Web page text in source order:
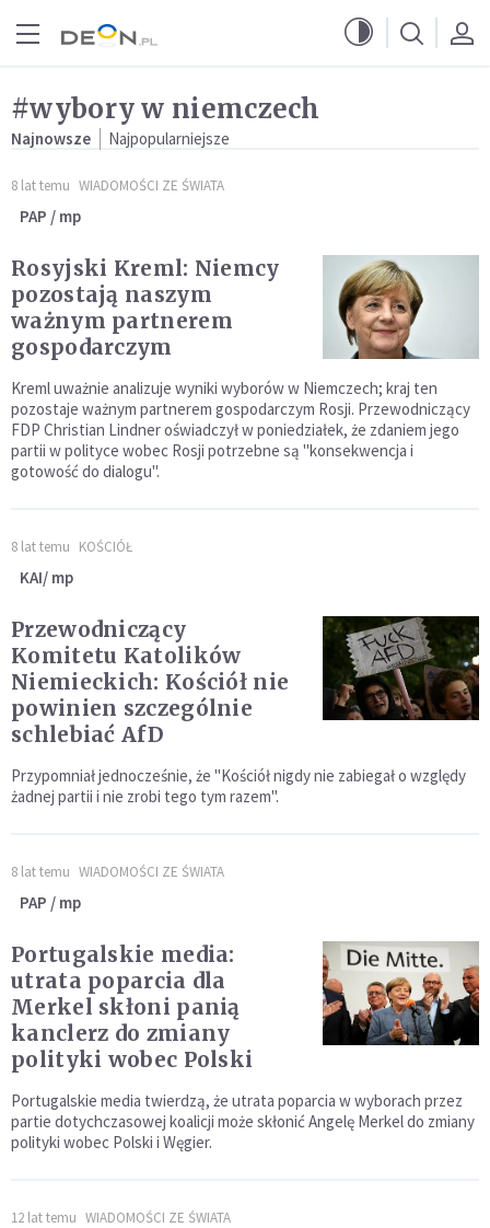
#wybory w niemczech
Najnowsze Najpopularniejsze
8 lat temu WIADOMOŚCI ZE ŚWIATA
PAP / mp
Rosyjski Kreml: Niemcy
pozostają naszym
ważnym partnerem
gospodarczym
Kreml uważnie analizuje wyniki wyborów w Niemczech; kraj ten
pozostaje ważnym partnerem gospodarczym Rosji. Przewodniczący
FDP Christian Lindner oświadczył w poniedziałek, że zdaniem jego
partii w polityce wobec Rosji potrzebne są "konsekwencja i
gotowość do dialogu".
8 lat temu KOŚCIÓŁ
KAI/ mp
Przewodniczący
Komitetu Katolików
Niemieckich: Kościół nie
powinien szczególnie
schlebiać AfD
Przypomniał jednocześnie, że "Kościół nigdy nie zabiegał o względy
żadnej partii i nie zrobi tego tym razem".
8 lat temu WIADOMOŚCI ZE ŚWIATA
PAP / mp
Portugalskie media:
utrata poparcia dla
Merkel skłoni panią
kanclerz do zmiany
polityki wobec Polski
Portugalskie media twierdzą, że utrata poparcia w wyborach przez
partie dotychczasowej koalicji może skłonić Angelę Merkel do zmiany
polityki wobec Polski i Węgier.
12 lat temu WIADOMOŚCI ZE ŚWIATA